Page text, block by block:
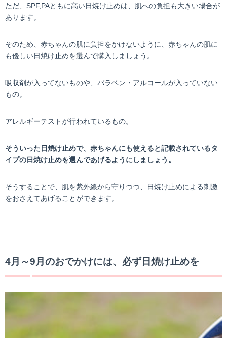
ただ、SPF,PAともに高い日焼け止めは、肌への負担も大きい場合が
あります。
そのため、赤ちゃんの肌に負担をかけないように、赤ちゃんの肌に
も優しい日焼け止めを選んで購入しましょう。
吸収剤が入ってないものや、パラベン・アルコールが入っていない
もの。
アレルギーテストが行われているもの。
そういった日焼け止めで、赤ちゃんにも使えると記載されているタ
イプの日焼け止めを選んであげるようにしましょう。
そうすることで、肌を紫外線から守りつつ、日焼け止めによる刺激
をおさえてあげることができます。
4月～9月のおでかけには、必ず日焼け止めを